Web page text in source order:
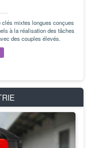
clés mixtes longues conçues
à la réalisation des tâches
des couples élevés.